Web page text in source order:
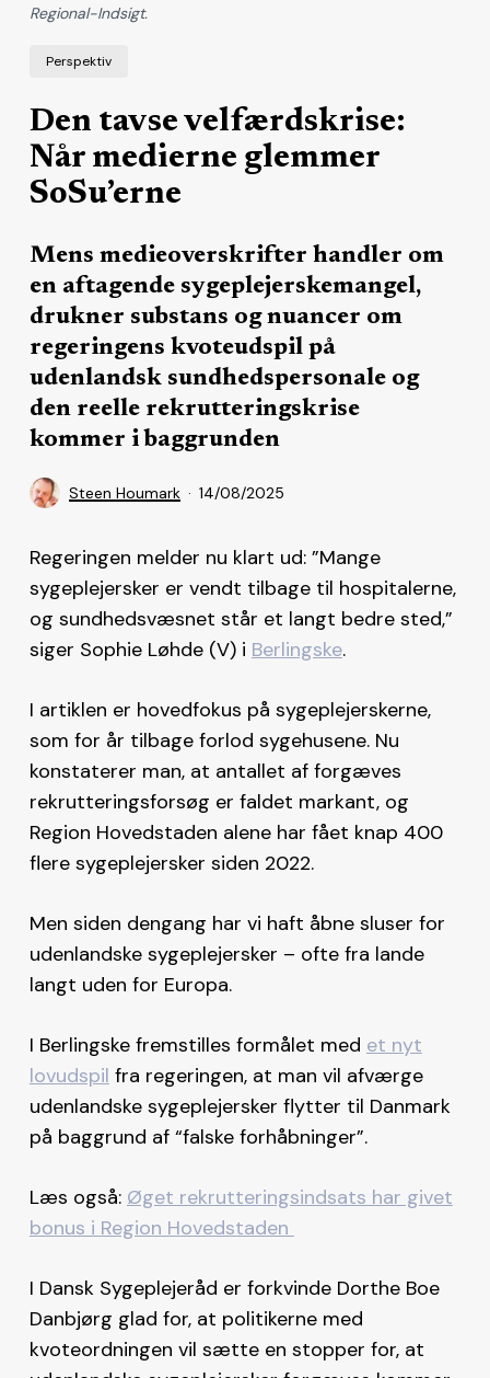
Perspektiv
Den tavse velfærdskrise:
Når medierne glemmer
SoSu’erne
Mens medieoverskrifter handler om
en aftagende sygeplejerskemangel,
drukner substans og nuancer om
regeringens kvoteudspil på
udenlandsk sundhedspersonale og
den reelle rekrutteringskrise
kommer i baggrunden
Steen Houmark 14/08/2025
Regional-Indsigt.
Regeringen melder nu klart ud: ”Mange
sygeplejersker er vendt tilbage til hospitalerne,
og sundhedsvæsnet står et langt bedre sted,”
siger Sophie Løhde (V) i Berlingske.
I artiklen er hovedfokus på sygeplejerskerne,
som for år tilbage forlod sygehusene. Nu
konstaterer man, at antallet af forgæves
rekrutteringsforsøg er faldet markant, og
Region Hovedstaden alene har fået knap 400
flere sygeplejersker siden 2022.
Men siden dengang har vi haft åbne sluser for
udenlandske sygeplejersker – ofte fra lande
langt uden for Europa.
I Berlingske fremstilles formålet med et nyt
lovudspil fra regeringen, at man vil afværge
udenlandske sygeplejersker flytter til Danmark
på baggrund af “falske forhåbninger”.
Læs også: Øget rekrutteringsindsats har givet
bonus i Region Hovedstaden
I Dansk Sygeplejeråd er forkvinde Dorthe Boe
Danbjørg glad for, at politikerne med
kvoteordningen vil sætte en stopper for, at